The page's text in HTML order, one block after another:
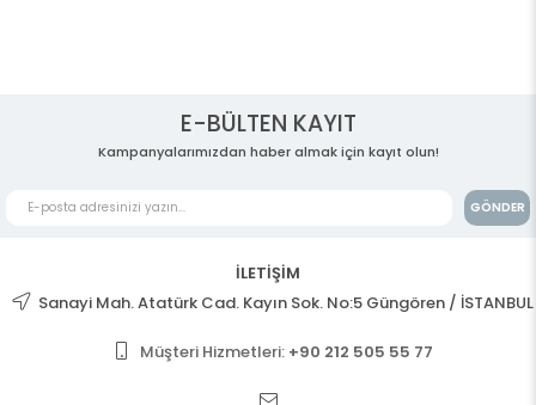
E-BÜLTEN KAYIT
Kampanyalarımızdan haber almak için kayıt olun!
GÖNDER
İLETİŞİM
Sanayi Mah. Atatürk Cad. Kayın Sok. No:5 Güngören / İSTANBUL
Müşteri Hizmetleri: +90 212 505 55 77